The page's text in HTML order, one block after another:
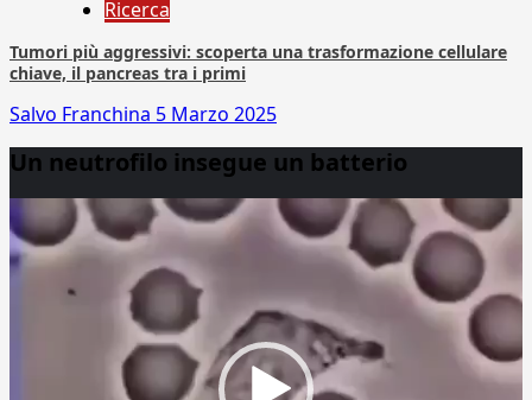
Ricerca
Tumori più aggressivi: scoperta una trasformazione cellulare
chiave, il pancreas tra i primi
Salvo Franchina 5 Marzo 2025
Un neutrofilo insegue un batterio
Player